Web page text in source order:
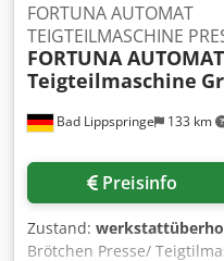
Bad Lippspringe 133 km
FORTUNA AUTOMAT
TEIGTEILMASCHINE
FORTUNA AUTOMAT
Teigteilmaschine
Preisinfo
Zustand:
Brötchen Presse/